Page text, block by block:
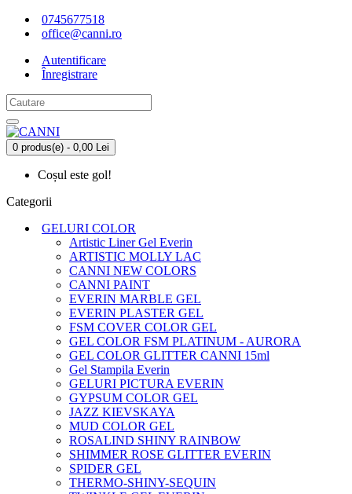
0745677518
office@canni.ro
Autentificare
Înregistrare
0 produs(e) - 0,00 Lei
Coșul este gol!
Categorii
GELURI COLOR
Artistic Liner Gel Everin
ARTISTIC MOLLY LAC
CANNI NEW COLORS
CANNI PAINT
EVERIN MARBLE GEL
EVERIN PLASTER GEL
FSM COVER COLOR GEL
GEL COLOR FSM PLATINUM - AURORA
GEL COLOR GLITTER CANNI 15ml
Gel Stampila Everin
GELURI PICTURA EVERIN
GYPSUM COLOR GEL
JAZZ KIEVSKAYA
MUD COLOR GEL
ROSALIND SHINY RAINBOW
SHIMMER ROSE GLITTER EVERIN
SPIDER GEL
THERMO-SHINY-SEQUIN